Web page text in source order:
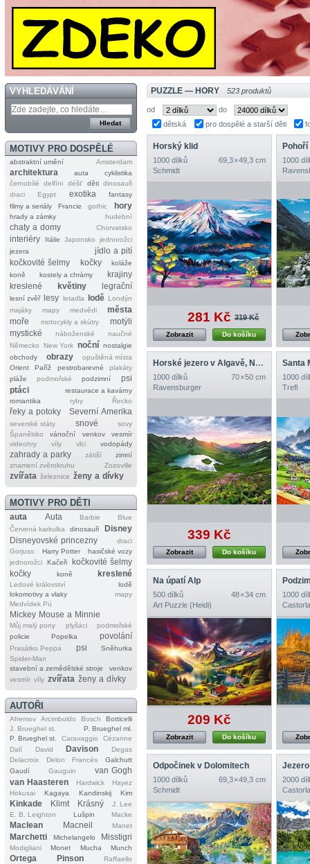
VYHLEDÁVÁNÍ
MOTIVY PRO DOSPĚLÉ
abstraktní umění Amsterdam
architektura auta
cyklistika
černobílé
delfíni déšť děti dinosauři
draci
Egypt exotika
fantasy
filmy a seriály
Francie gothic hory
hrady a zámky hudební
chaty a domy Chorvatsko
interiéry Itálie Japonsko
jednorožci
jezera
jídlo a pití
kočkovité šelmy
kočky
koláže
koně
kostely a chrámy
krajiny
kreslené
květiny legrační
lesní zvěř lesy letadla lodě Londýn
majáky
mapy medvědi
města
moře
motocykly a skútry
motýli
mystické
náboženské
naučné
Německo
New York noční nostalgie
obchody
obrazy
opuštěná místa
Orient
Paříž pestrobarevné
plakáty
pláže
podmořské podzimní
psi
ptáci
restaurace a kavárny
romantika
ryby Řecko
řeky a potoky Severní Amerika
severské státy snové
sovy
Španělsko
vánoční venkov
vesmír
videohry
víly vlci vodopády
zahrady a parky zátiší
zimní
znamení zvěrokruhu
Zozoville
zvířata železnice ženy a dívky
MOTIVY PRO DĚTI
auta Auta Barbie
Blue
Červená karkulka
dinosauři
Disney
Disneyovské princezny
draci
Gorjuss
Harry Potter
hasičské vozy
jednorožci
Kačeři
kočkovité šelmy
kočky
koně kreslené
Ledové království
lodě
lokomotivy a vlaky
mapy
Medvídek Pú
Mickey Mouse a Minnie
Můj malý pony plyšáci
podmořské
policie
Popelka povolání
Prasátko Peppa psi
Sněhurka
Spider‐Man
stavební a zemědělské stroje
venkov
vesmír víly zvířata ženy a dívky
AUTOŘI
Afremov Arcimboldo Bosch
Botticelli
J. Brueghel st.
P. Brueghel ml.
P. Brueghel st.
Caravaggio
Cézanne
Dalí
David Davison
Degas
Delacroix
Delon Francés
Galchutt
Gaudí
Gauguin
van Gogh
van Haasteren
Hardwick
Hayez
Hokusai
Kagaya Kandinskij Kim
Kinkade Klimt Krásný
J. Lee
E. B. Leighton
Lušpin Macke
Maclean Macneil Manet
Marchetti Michelangelo Misstigri
Modigliani Monet Mucha Munch
Ortega Pinson
Raffaello
PUZZLE — HORY 523 produktů
od
do
dětská
pro dospělé a starší děti
Horský klid
1000 dílků
69,3 × 49,3 cm
Schmidt
281 Kč 319 Kč
Do košíku
Zobrazit
1000
Horské jezero v Algavě, Německo
1000 dílků
70 × 50 cm
Ravensburger
339 Kč
Do košíku
Zobrazit
1000
Trefl
Na úpatí Alp
500 dílků
48 × 34 cm
Art Puzzle (Heidi)
209 Kč
Do košíku
Zobrazit
1000
Odpočinek v Dolomitech
1000 dílků
69,3 × 49,3 cm
Schmidt
2000